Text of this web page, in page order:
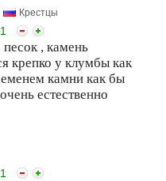
Крестцы
1
, камень
крепко у клумбы как
камни как бы
естественно
1